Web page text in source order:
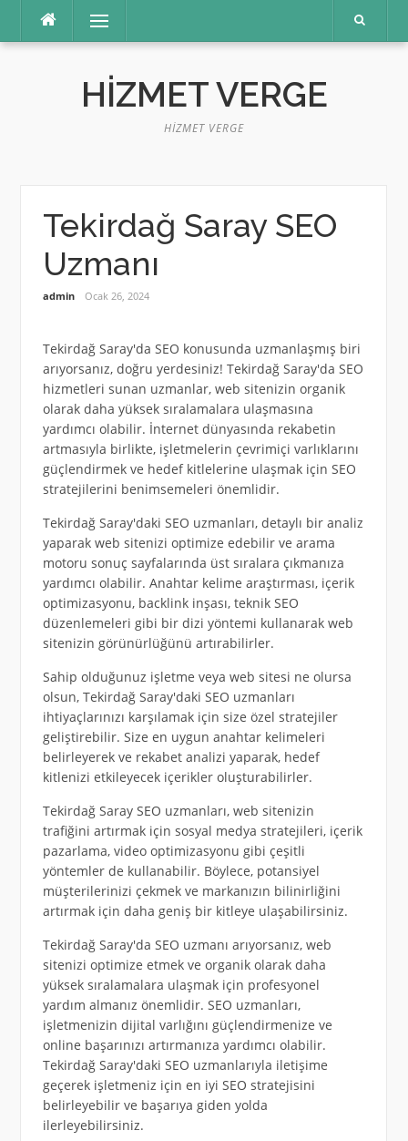
Menü
HIZMET VERGE
HIZMET VERGE
Tekirdağ Saray SEO
Uzmanı
admin Ocak 26, 2024
Tekirdağ Saray'da SEO konusunda uzmanlaşmış biri
arıyorsanız, doğru yerdesiniz! Tekirdağ Saray'da SEO
hizmetleri sunan uzmanlar, web sitenizin organik
olarak daha yüksek sıralamalara ulaşmasına
yardımcı olabilir. İnternet dünyasında rekabetin
artmasıyla birlikte, işletmelerin çevrimiçi varlıklarını
güçlendirmek ve hedef kitlelerine ulaşmak için SEO
stratejilerini benimsemeleri önemlidir.
Tekirdağ Saray'daki SEO uzmanları, detaylı bir analiz
yaparak web sitenizi optimize edebilir ve arama
motoru sonuç sayfalarında üst sıralara çıkmanıza
yardımcı olabilir. Anahtar kelime araştırması, içerik
optimizasyonu, backlink inşası, teknik SEO
düzenlemeleri gibi bir dizi yöntemi kullanarak web
sitenizin görünürlüğünü artırabilirler.
Sahip olduğunuz işletme veya web sitesi ne olursa
olsun, Tekirdağ Saray'daki SEO uzmanları
ihtiyaçlarınızı karşılamak için size özel stratejiler
geliştirebilir. Size en uygun anahtar kelimeleri
belirleyerek ve rekabet analizi yaparak, hedef
kitlenizi etkileyecek içerikler oluşturabilirler.
Tekirdağ Saray SEO uzmanları, web sitenizin
trafiğini artırmak için sosyal medya stratejileri, içerik
pazarlama, video optimizasyonu gibi çeşitli
yöntemler de kullanabilir. Böylece, potansiyel
müşterilerinizi çekmek ve markanızın bilinirliğini
artırmak için daha geniş bir kitleye ulaşabilirsiniz.
Tekirdağ Saray'da SEO uzmanı arıyorsanız, web
sitenizi optimize etmek ve organik olarak daha
yüksek sıralamalara ulaşmak için profesyonel
yardım almanız önemlidir. SEO uzmanları,
işletmenizin dijital varlığını güçlendirmenize ve
online başarınızı artırmanıza yardımcı olabilir.
Tekirdağ Saray'daki SEO uzmanlarıyla iletişime
geçerek işletmeniz için en iyi SEO stratejisini
belirleyebilir ve başarıya giden yolda
ilerleyebilirsiniz.